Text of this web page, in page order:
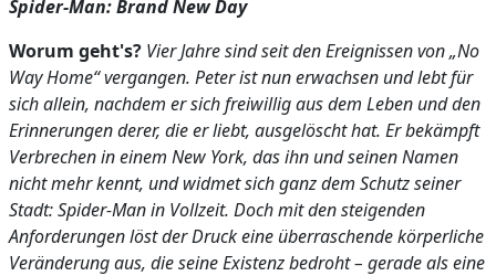
Spider-Man: Brand New Day
Worum geht's? Vier Jahre sind seit den Ereignissen von „No
Way Home“ vergangen. Peter ist nun erwachsen und lebt für
sich allein, nachdem er sich freiwillig aus dem Leben und den
Erinnerungen derer, die er liebt, ausgelöscht hat. Er bekämpft
Verbrechen in einem New York, das ihn und seinen Namen
nicht mehr kennt, und widmet sich ganz dem Schutz seiner
Stadt: Spider-Man in Vollzeit. Doch mit den steigenden
Anforderungen löst der Druck eine überraschende körperliche
Veränderung aus, die seine Existenz bedroht – gerade als eine